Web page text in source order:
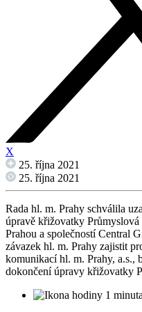
X
25. října 2021
25. října 2021
Rada hl. m. Prahy schválila
úpravě křižovatky
Prahou a společností Central
závazek hl. m. Prahy zajistit
komunikací hl. m. Prahy, a.s.,
dokončení úpravy křižovatky
1